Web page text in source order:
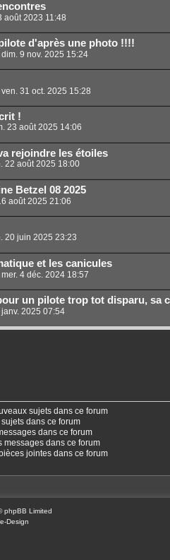
août 2023 11:48
d'après une photo !!!!
dim. 9 nov. 2025 15:24
ven. 31 oct. 2025 15:28
!
23 août 2025 14:06
rejoindre les étoiles
22 août 2025 18:00
Betzel 08 2025
août 2025 21:06
20 juin 2025 23:23
et les canicules
mer. 4 déc. 2024 18:57
un pilote trop tot disparu, sa
janv. 2025 07:54
sujets dans ce forum
dans ce forum
dans ce forum
messages dans ce forum
jointes dans ce forum
phpBB Limited
Design